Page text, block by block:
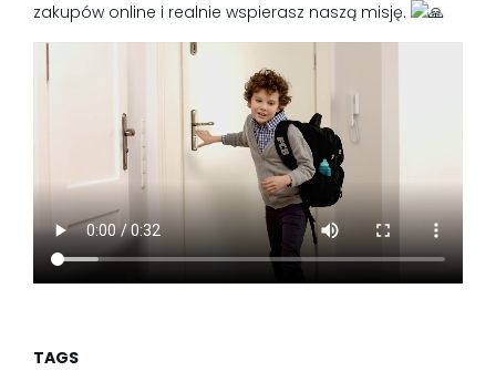
zakupów online i realnie wspierasz naszą misję.
TAGS